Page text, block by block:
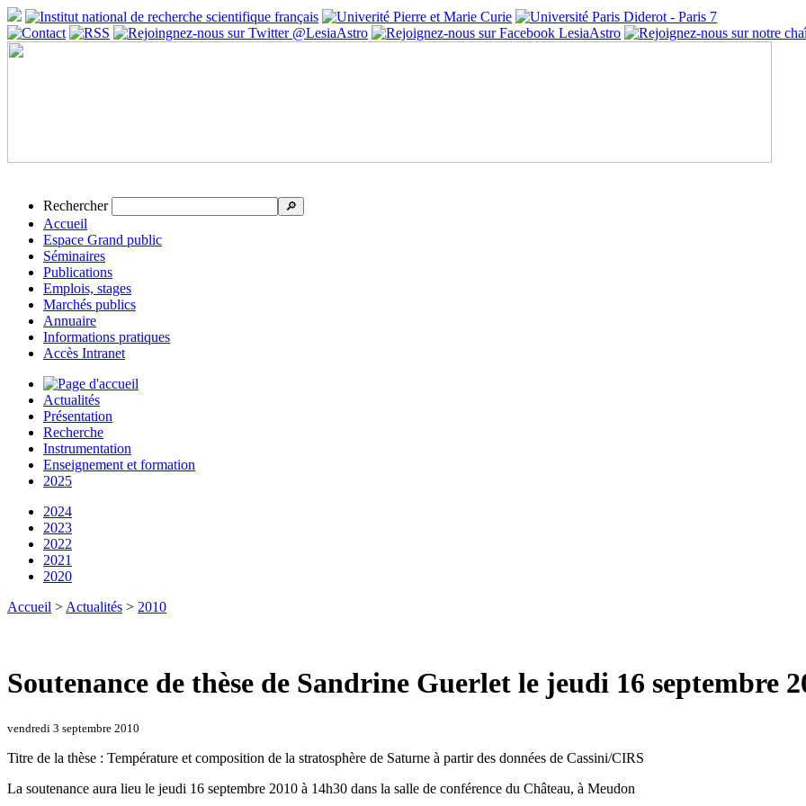
Rechercher 🔎
Accueil
Espace Grand public
Séminaires
Publications
Emplois, stages
Marchés publics
Annuaire
Informations pratiques
Accès Intranet
Actualités
Présentation
Recherche
Instrumentation
Enseignement et formation
2025
2024
2023
2022
2021
2020
Accueil > Actualités > 2010
Soutenance de thèse de Sandrine Guerlet le jeudi 16 septembre
vendredi 3 septembre 2010
Titre de la thèse : Température et composition de la stratosphère de Saturne à partir des données de Cassini/CIRS
La soutenance aura lieu le jeudi 16 septembre 2010 à 14h30 dans la salle de conférence du Château, à Meudon